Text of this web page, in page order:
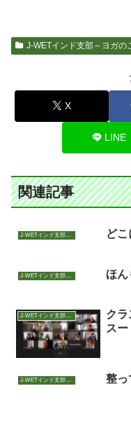
J-WETインド支部～ヨガの
X
LINE
関連記事
J-WETインド支部～ヨガのこころ～ ど
J-WETインド支部～ヨガのこころ～ ほん
J-WETインド支部～ヨガのこころ～
ク
スー
J-WETインド支部～ヨガのこころ～ 整っ